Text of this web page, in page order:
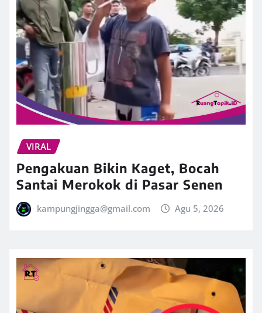
VIRAL
Pengakuan Bikin Kaget, Bocah
Santai Merokok di Pasar Senen
kampungjingga@gmail.com Agu 5, 2026